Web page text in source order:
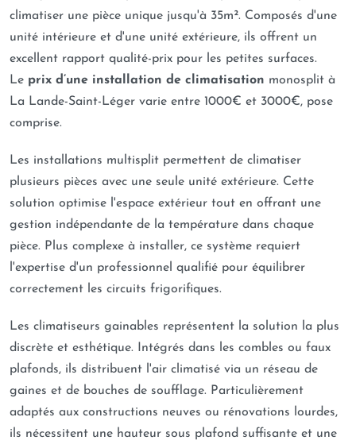
climatiser une pièce unique jusqu'à 35m². Composés d'une
unité intérieure et d'une unité extérieure, ils offrent un
excellent rapport qualité-prix pour les petites surfaces.
Le prix d’une installation de climatisation monosplit à
La Lande-Saint-Léger varie entre 1000€ et 3000€, pose
comprise.
Les installations multisplit permettent de climatiser
plusieurs pièces avec une seule unité extérieure. Cette
solution optimise l'espace extérieur tout en offrant une
gestion indépendante de la température dans chaque
pièce. Plus complexe à installer, ce système requiert
l'expertise d'un professionnel qualifié pour équilibrer
correctement les circuits frigorifiques.
Les climatiseurs gainables représentent la solution la plus
discrète et esthétique. Intégrés dans les combles ou faux
plafonds, ils distribuent l'air climatisé via un réseau de
gaines et de bouches de soufflage. Particulièrement
adaptés aux constructions neuves ou rénovations lourdes,
ils nécessitent une hauteur sous plafond suffisante et une